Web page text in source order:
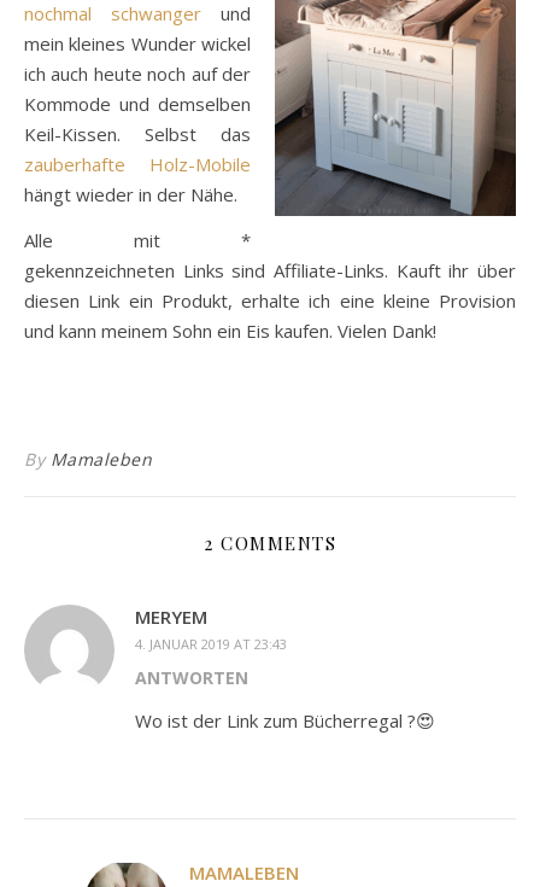
nochmal schwanger und
mein kleines Wunder wickel
ich auch heute noch auf der
Kommode und demselben
Keil-Kissen. Selbst das
zauberhafte Holz-Mobile
hängt wieder in der Nähe.
Alle mit *
gekennzeichneten Links sind Affiliate-Links. Kauft ihr über
diesen Link ein Produkt, erhalte ich eine kleine Provision
und kann meinem Sohn ein Eis kaufen. Vielen Dank!
By Mamaleben
2 COMMENTS
MERYEM
4. JANUAR 2019 AT 23:43
ANTWORTEN
Wo ist der Link zum Bücherregal ?😍
MAMALEBEN